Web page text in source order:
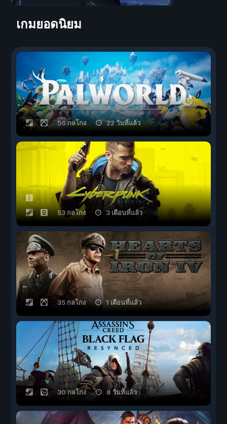
เกมยอดนิยม
56 กลโกง 22 วันที่แล้ว
53 กลโกง 3 เดือนที่แล้ว
35 กลโกง 1 เดือนที่แล้ว
30 กลโกง 8 วันที่แล้ว